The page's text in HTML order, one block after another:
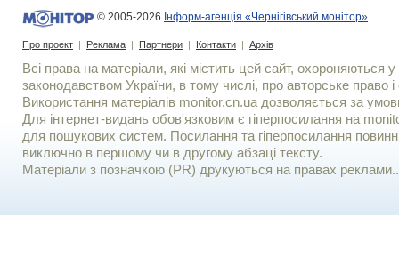
© 2005-2026 Інформ-агенція «Чернігівський монітор»
Про проект | Реклама | Партнери | Контакти | Архів
Всі права на матеріали, які містить цей сайт, охороняються у
законодавством України, в тому числі, про авторське право і
Використання матерiалiв monitor.cn.ua дозволяється за
Для iнтернет-видань обов'язковим є гiперпосилання на
для пошукових систем. Посилання та гіперпосилання
виключно в першому чи в другому абзаці тексту.
Матеріали з позначкою (PR) друкуються на правах реклами..